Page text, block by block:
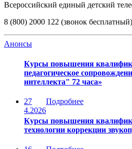
Всероссийский единый детский
8 (800) 2000 122 (звонок бесплатный)
Анонсы
Курсы повышения
педагогическое
интеллекта" 72 часа»
27
4.2026
Подробнее
Курсы повышения
технологии коррекции